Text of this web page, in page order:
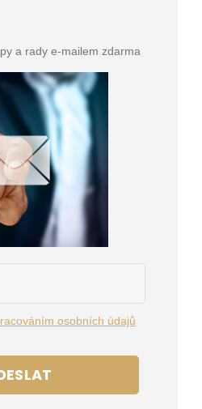
a rady e-mailem zdarma
osobních údajů